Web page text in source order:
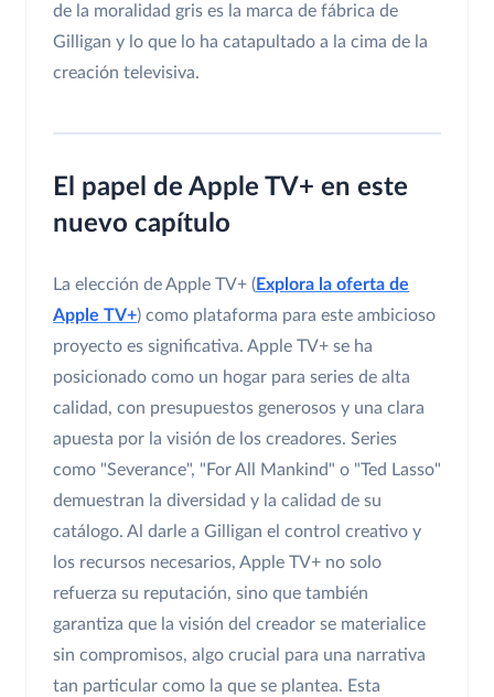
de la moralidad gris es la marca de fábrica de
Gilligan y lo que lo ha catapultado a la cima de la
creación televisiva.
El papel de Apple TV+ en este
nuevo capítulo
La elección de Apple TV+ (Explora la oferta de
Apple TV+) como plataforma para este ambicioso
proyecto es significativa. Apple TV+ se ha
posicionado como un hogar para series de alta
calidad, con presupuestos generosos y una clara
apuesta por la visión de los creadores. Series
como "Severance", "For All Mankind" o "Ted Lasso"
demuestran la diversidad y la calidad de su
catálogo. Al darle a Gilligan el control creativo y
los recursos necesarios, Apple TV+ no solo
refuerza su reputación, sino que también
garantiza que la visión del creador se materialice
sin compromisos, algo crucial para una narrativa
tan particular como la que se plantea. Esta